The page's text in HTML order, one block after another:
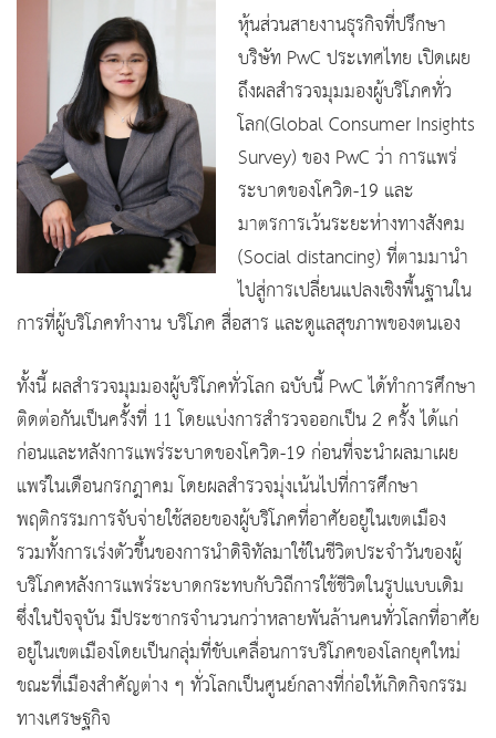
หุ้นส่วนสายงานธุรกิจที่ปรึกษา
บริษัท PwC ประเทศไทย เปิดเผย
ถึงผลสำรวจมุมมองผู้บริโภคทั่ว
โลก(Global Consumer Insights
Survey) ของ PwC ว่า การแพร่
ระบาดของโควิด-19 และ
มาตรการเว้นระยะห่างทางสังคม
(Social distancing) ที่ตามมานำ
ไปสู่การเปลี่ยนแปลงเชิงพื้นฐานใน
การที่ผู้บริโภคทำงาน บริโภค สื่อสาร และดูแลสุขภาพของตนเอง
ทั้งนี้ ผลสำรวจมุมมองผู้บริโภคทั่วโลก ฉบับนี้ PwC ได้ทำการศึกษา
ติดต่อกันเป็นครั้งที่ 11 โดยแบ่งการสำรวจออกเป็น 2 ครั้ง ได้แก่
ก่อนและหลังการแพร่ระบาดของโควิด-19 ก่อนที่จะนำผลมาเผย
แพร่ในเดือนกรกฎาคม โดยผลสำรวจมุ่งเน้นไปที่การศึกษา
พฤติกรรมการจับจ่ายใช้สอยของผู้บริโภคที่อาศัยอยู่ในเขตเมือง
รวมทั้งการเร่งตัวขึ้นของการนำดิจิทัลมาใช้ในชีวิตประจำวันของผู้
บริโภคหลังการแพร่ระบาดกระทบกับวิถีการใช้ชีวิตในรูปแบบเดิม
ซึ่งในปัจจุบัน มีประชากรจำนวนกว่าหลายพันล้านคนทั่วโลกที่อาศัย
อยู่ในเขตเมืองโดยเป็นกลุ่มที่ขับเคลื่อนการบริโภคของโลกยุคใหม่
ขณะที่เมืองสำคัญต่าง ๆ ทั่วโลกเป็นศูนย์กลางที่ก่อให้เกิดกิจกรรม
ทางเศรษฐกิจ